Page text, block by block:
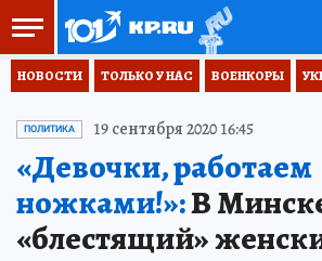
НОВОСТИ ТОЛЬКО У НАС ВОЕНКОРЫ
ПОЛИТИКА 19 сентября 2020 16:45
«Девочки, работаем
ножками!»:В
«блестящий»